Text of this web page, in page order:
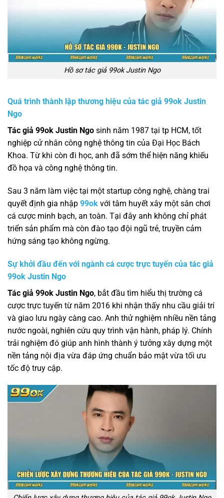
Hồ sơ tác giả 99ok Justin Ngo
Quá trình thành lập thương hiệu của tác giả 99ok Justin
Ngo
Tác giả 99ok Justin Ngo sinh năm 1987 tại tp HCM, tốt
nghiệp cử nhân công nghệ thông tin của Đại Học Bách
Khoa. Từ khi còn đi học, anh đã sớm thể hiện năng khiếu
đồ họa và công nghệ thông tin.
Sau 3 năm làm việc tại một startup công nghệ, chàng trai
quyết định gia nhập 99ok với tâm huyết xây một sân chơi
cá cược minh bạch, an toàn. Tại đây anh không chỉ phát
triển sản phẩm mà còn đào tạo đội ngũ trẻ, truyền cảm
hứng sáng tạo không ngừng.
Sự khởi đầu đến với ngành cá cược trực tuyến của tác giả
99ok Justin Ngo
Tác giả 99ok Justin Ngo, bắt đầu tìm hiểu thị trường cá
cược trực tuyến từ năm 2016 khi nhận thấy nhu cầu giải trí
và giao lưu ngày càng cao. Anh thử nghiệm nhiều nền tảng
nước ngoài, nghiên cứu quy trình vận hành, pháp lý. Chính
trải nghiệm đó giúp anh hình thành ý tưởng xây dựng một
nền tảng nội địa vừa đáp ứng chuẩn bảo mật vừa tối ưu
tốc độ truy cập.